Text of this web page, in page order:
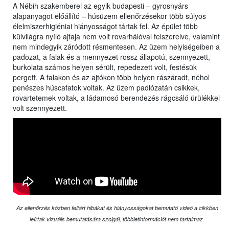
A Nébih szakemberei az egyik budapesti – gyrosnyárs
alapanyagot előállító – húsüzem ellenőrzésekor több súlyos
élelmiszerhigiéniai hiányosságot tártak fel. Az épület több
külvilágra nyíló ajtaja nem volt rovarhálóval felszerelve, valamint
nem mindegyik záródott résmentesen. Az üzem helyiségeiben a
padozat, a falak és a mennyezet rossz állapotú, szennyezett,
burkolata számos helyen sérült, repedezett volt, festésük
pergett. A falakon és az ajtókon több helyen rászáradt, néhol
penészes húscafatok voltak. Az üzem padlózatán csikkek,
rovartetemek voltak, a ládamosó berendezés rágcsáló ürülékkel
volt szennyezett.
Az ellenőrzés közben feltárt hibákat és hiányosságokat bemutató videó a cikkben
leírtak vizuális bemutatására szolgál, többletinformációt nem tartalmaz.